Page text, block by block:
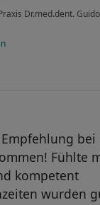
Dr.med.dent.
bei
Fühlte
kompetent
wurden